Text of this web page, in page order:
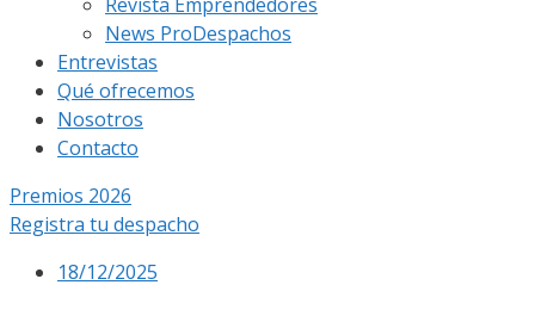
News ProDespachos
Entrevistas
Qué ofrecemos
Nosotros
Contacto
Premios 2026
Registra tu despacho
18/12/2025